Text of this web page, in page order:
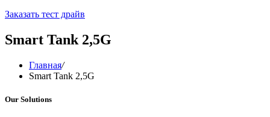
Заказать тест драйв
Smart Tank 2,5G
Главная/
Smart Tank 2,5G
Our Solutions